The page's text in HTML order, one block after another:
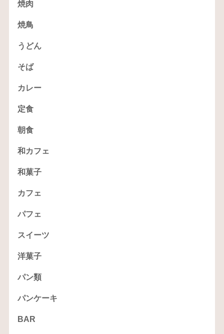
焼肉
焼鳥
うどん
そば
カレー
定食
朝食
和カフェ
和菓子
カフェ
パフェ
スイーツ
洋菓子
パン類
パンケーキ
BAR